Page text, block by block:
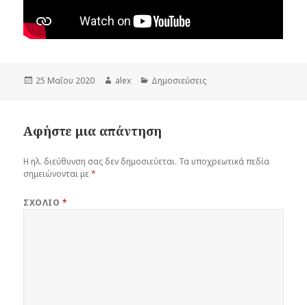
Δημοσιεύτηκε
25 Μαΐου 2020 Συντάκτης
alex Κατηγορίες
Δημοσιεύσεις
Αφήστε μια απάντηση
Η ηλ. διεύθυνση σας δεν δημοσιεύεται. Τα υποχρεωτικά πεδία
σημειώνονται με*
ΣΧΌΛΙΟ *